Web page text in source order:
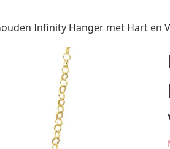
Infinity Hanger met Hart en